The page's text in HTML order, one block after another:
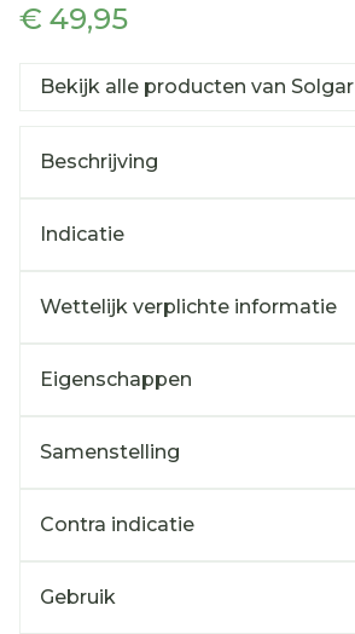
€ 49,95
Bekijk alle producten van Solgar
Beschrijving
Indicatie
Wettelijk verplichte informatie
Eigenschappen
Samenstelling
Contra indicatie
Gebruik